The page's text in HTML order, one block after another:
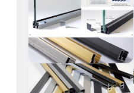
PORTE EN VERRE
GARDE CORPS EN VERRE
VERRIÈRE TYPE ATELIER
VERRES TEXTURÉS